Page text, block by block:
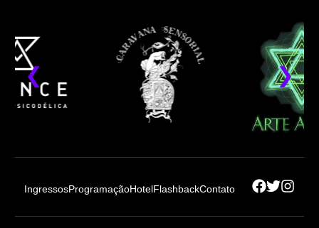
IngressosProgramaçãoHotelFlashbackContato